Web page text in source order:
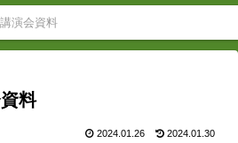
演会資料
料
2024.01.26 2024.01.30